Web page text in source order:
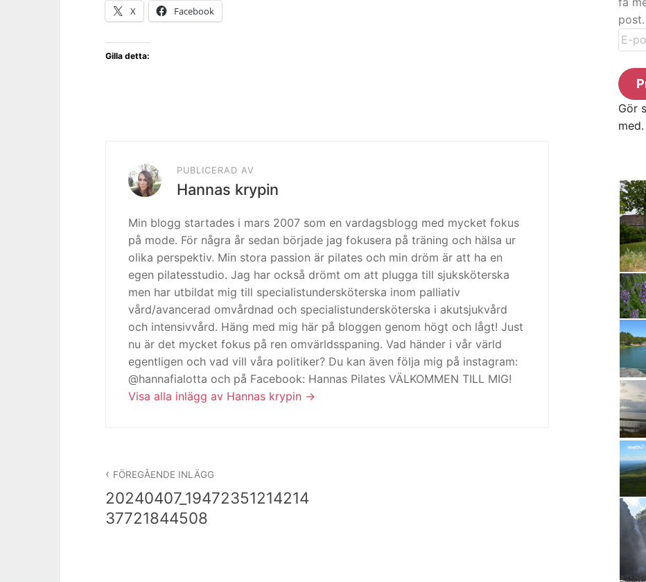
X Facebook
Gilla detta:
PUBLICERAD AV
Hannas krypin
Min blogg startades i mars 2007 som en vardagsblogg med mycket fokus
på mode. För några år sedan började jag fokusera på träning och hälsa ur
olika perspektiv. Min stora passion är pilates och min dröm är att ha en
egen pilatesstudio. Jag har också drömt om att plugga till sjuksköterska
men har utbildat mig till specialistundersköterska inom palliativ
vård/avancerad omvårdnad och specialistundersköterska i akutsjukvård
och intensivvård. Häng med mig här på bloggen genom högt och lågt! Just
nu är det mycket fokus på ren omvärldsspaning. Vad händer i vår värld
egentligen och vad vill våra politiker? Du kan även följa mig på instagram:
@hannafialotta och på Facebook: Hannas Pilates VÄLKOMMEN TILL MIG!
Visa alla inlägg av Hannas krypin
FÖREGÅENDE INLÄGG
20240407_19472351214214
37721844508
post.
E-
Gör
med.